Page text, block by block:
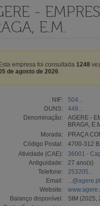
-
E.M.
empresa foi consultada 1248
de agosto de 2026
NIF:
504...
DUNS:
449...
Denominação:
AGERE -
BRAGA,
Morada:
PRAÇA
Código Postal:
4700-312
Atividade (CAE):
36001 -
Antiguidade:
27 ano(s)
Telefone:
253205...
Email:
...@agere.pt
Website:
Balanço disponível:
SIM (2025,